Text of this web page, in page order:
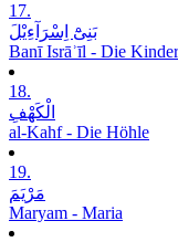
17.
بَنِیْٓ اِسْرَآءِیْلَ
Banī Isrāʾīl - Die
18.
الْکَھْفِ
al-Kahf - Die Höhle
19.
مَرْیَمَ
Maryam - Maria